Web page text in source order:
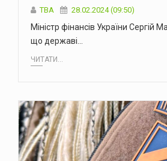
ТВА 28.02.2024 (09:50)
Міністр фінансів України Сергій
що державі…
ЧИТАТИ...